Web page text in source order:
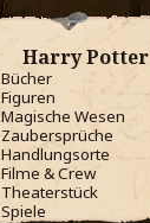
Harry Potter
Bücher
Figuren
Magische Wesen
Zaubersprüche
Handlungsorte
Filme & Crew
Theaterstück
Spiele